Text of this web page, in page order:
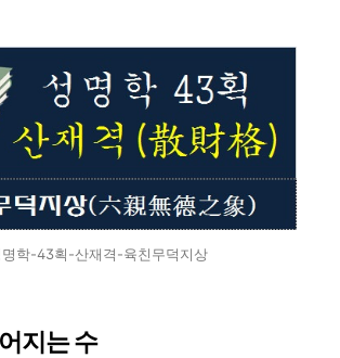
명학-43획-산재격-육친무덕지상
지는 수